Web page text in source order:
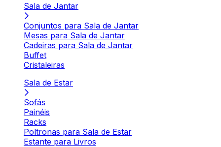
Sala de Jantar
Conjuntos para Sala de Jantar
Mesas para Sala de Jantar
Cadeiras para Sala de Jantar
Buffet
Cristaleiras
Sala de Estar
Sofás
Painéis
Racks
Poltronas para Sala de Estar
Estante para Livros